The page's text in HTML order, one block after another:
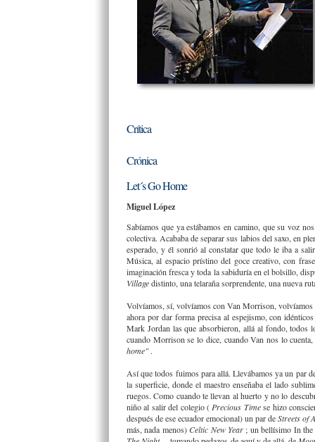
Crítica
Crónica
Let´s Go Home
Miguel López
Sabíamos que ya estábamos en camino, que su voz
colectiva. Acababa de separar sus labios del saxo, en
esperado, y él sonrió al constatar que todo le iba a
Música, al espacio prístino del goce creativo, con
imaginación fresca y toda la sabiduría en el bolsillo,
Villagedistinto, una telaraña sorprendente, una nueva
Volvíamos, sí, volvíamos con Van Morrison, volvíamos
ahora por dar forma precisa al espejismo, con
Mark Jordan las que absorbieron, allá al fondo, todos
cuando Morrison se lo dice, cuando Van nos lo
home" .
Así que todos fuimos para allá. Llevábamos ya un par
la superficie, donde el maestro enseñaba el lado
ruegos. Como cuando te llevan al huerto y no lo
niño al salir del colegio ( Precious Timese hizo
después de ese ecuador emocional) un par deStreets of
más, nada menos)Celtic New Year ; un bellísimo In